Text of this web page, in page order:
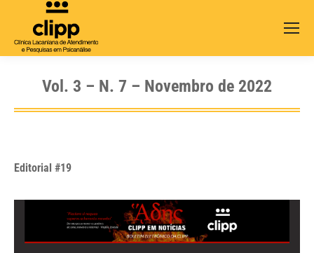
Vol. 3 – N. 7 – Novembro de 2022
Editorial #19